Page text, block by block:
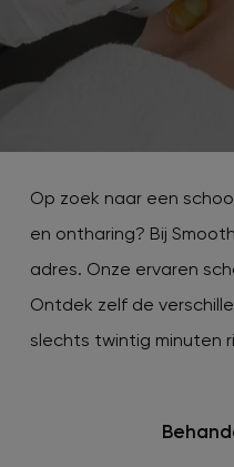
Bekijk
Op zoek naar een
en ontharing? Bij
adres. Onze ervaren
Ontdek zelf de
slechts twintig minuten